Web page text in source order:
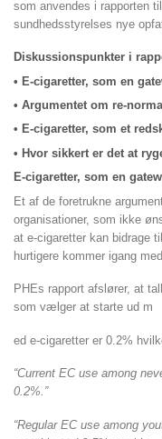
som anvendes i rapporten
sundhedsstyrelses nye
Diskussionspunkter i
• E-cigaretter, som en
• Argumentet om re-
• E-cigaretter, som et
• Hvor sikkert er det at
E-cigaretter, som en
Et af de foretrukne
organisationer, som ikke
at e-cigaretter kan bidrage
hurtigere kommer igang
PHEs rapport afslører, at
som vælger at starte ud m
ed e-cigaretter er 0.2%
“Current EC use among
0.2%.”
“Regular EC use among